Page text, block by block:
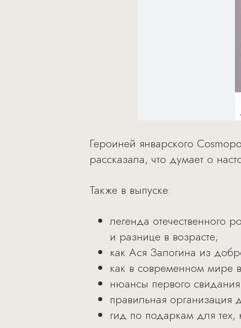
Героиней январского
рассказала, что думает о
Также в выпуске:
легенда отечественного
и разнице в возрасте;
как Ася Залогина из
как в современном мире
нюансы первого
правильная организация
гид по подаркам для тех,